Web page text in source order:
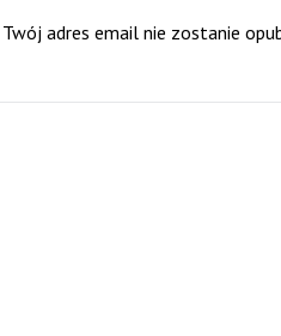
Twój adres email nie zostanie